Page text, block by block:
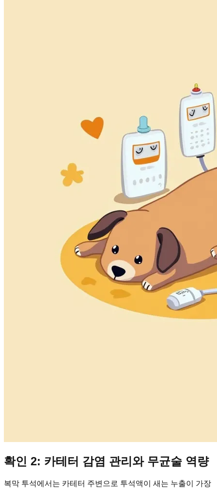
확인 2: 카테터 감염 관리와 무균술 역량
복막 투석에서는 카테터 주변으로 투석액이 새는 누출이 가장